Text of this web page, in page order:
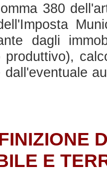
380
dagli
produttivo),
E